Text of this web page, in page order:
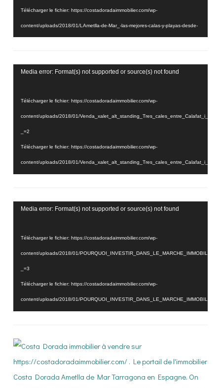
Télécharger le fichier: https://costadoradaimmobilier.com/wp-
content/uploads/2018/01/LAmetlla-de-Mar_-las-mejores-calas-y-playas-desde-
Lecteur
Media error: Format(s) not supported or source(s) not found
Télécharger le fichier: https://costadoradaimmobilier.com/wp-
content/uploads/2018/01/
_=2
Télécharger le fichier: https://costadoradaimmobilier.com/wp-
content/uploads/2018/01/
Lecteur
Media error: Format(s) not supported or source(s) not found
Télécharger le fichier: https://costadoradaimmobilier.com/wp-
content/uploads/2018/01/
_=3
Télécharger le fichier: https://costadoradaimmobilier.com/wp-
content/uploads/2018/01/